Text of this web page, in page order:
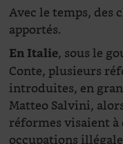
Avec le temps, des
apportés.
En Italie, sous le
Conte, plusieurs
introduites, en
Matteo Salvini,
réformes visaient
occupations